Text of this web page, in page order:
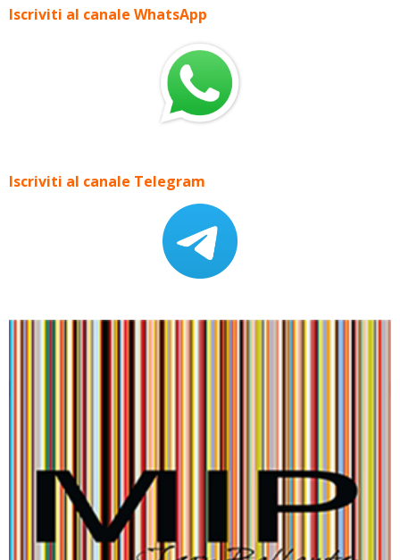
Iscriviti al canale WhatsApp
Iscriviti al canale Telegram